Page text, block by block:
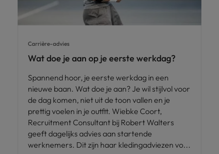
Carrière-advies
Wat doe je aan op je eerste werkdag?
Spannend hoor, je eerste werkdag in een
nieuwe baan. Wat doe je aan? Je wil stijlvol voor
de dag komen, niet uit de toon vallen en je
prettig voelen in je outfit. Wiebke Coort,
Recruitment Consultant bij Robert Walters
geeft dagelijks advies aan startende
werknemers. Dit zijn haar kledingadviezen vo